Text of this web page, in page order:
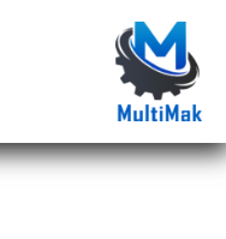
المحتوى